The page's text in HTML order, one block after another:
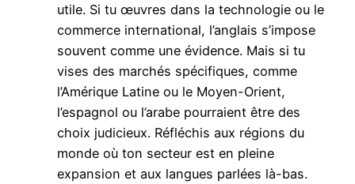
utile. Si tu œuvres dans la technologie ou le
commerce international, l’anglais s’impose
souvent comme une évidence. Mais si tu
vises des marchés spécifiques, comme
l’Amérique Latine ou le Moyen-Orient,
l’espagnol ou l’arabe pourraient être des
choix judicieux. Réfléchis aux régions du
monde où ton secteur est en pleine
expansion et aux langues parlées là-bas.